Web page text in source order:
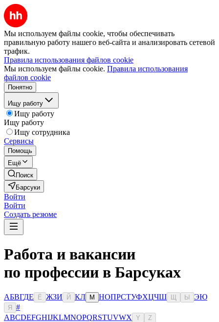
Мы используем файлы cookie, чтобы обеспечивать
правильную работу нашего веб-сайта и анализировать сетевой
трафик.
Правила использования файлов cookie
Мы используем файлы cookie. Правила использования
файлов cookie
Понятно
Ищу работу
Ищу работу
Ищу работу
Ищу сотрудника
Сервисы
Помощь
Ещё
Поиск
Барсуки
Войти
Войти
Создать резюме
Работа и вакансии
по профессии в Барсуках
АБВГДЕ Ё ЖЗИ Й КЛ М НОПРСТУФХЦЧШ Ы ЭЮ
Я
#
ABCDEFGHIJKLMNOPQRSTUVWX Y Z